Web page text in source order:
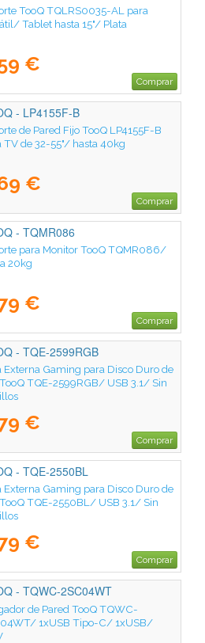
TooQ TQLRS0035-AL para
Tablet hasta 15"/ Plata
€
Comprar
- LP4155F-B
de Pared Fijo TooQ LP4155F-B
TV de 32-55"/ hasta 40kg
€
Comprar
- TQMR086
para Monitor TooQ TQMR086/
20kg
€
Comprar
- TQE-2599RGB
Externa Gaming para Disco Duro de
TQE-2599RGB/ USB 3.1/ Sin
€
Comprar
- TQE-2550BL
Externa Gaming para Disco Duro de
TQE-2550BL/ USB 3.1/ Sin
€
Comprar
- TQWC-2SC04WT
de Pared TooQ TQWC-
1xUSB Tipo-C/ 1xUSB/